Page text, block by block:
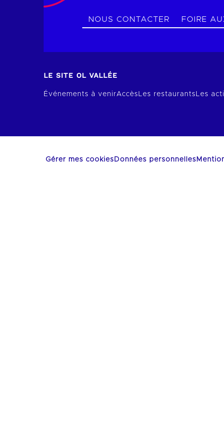
NOUS CONTACTER FOIRE
LE SITE OL VALLÉE
Événements à venirAccèsLes restaurantsLes
Gérer mes cookies Données personnelles